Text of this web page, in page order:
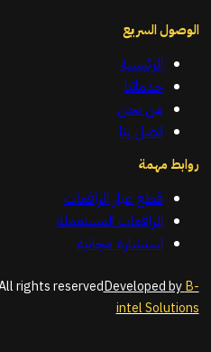
الوصول السريع
الرئيسية
خدماتنا
من نحن
اتصل بنا
روابط مهمة
قطع غيار الرافعات
الرافعات المستعملة
استشارة مجانية
rights reservedDeveloped byB-
intel Solutions